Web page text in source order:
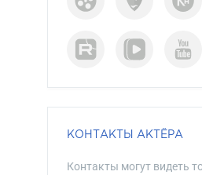
КОНТАКТЫ АКТЁРА
Контакты могут видеть